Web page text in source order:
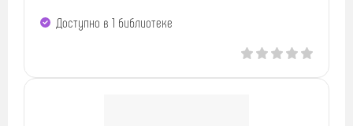
Доступно в 1 библиотекe